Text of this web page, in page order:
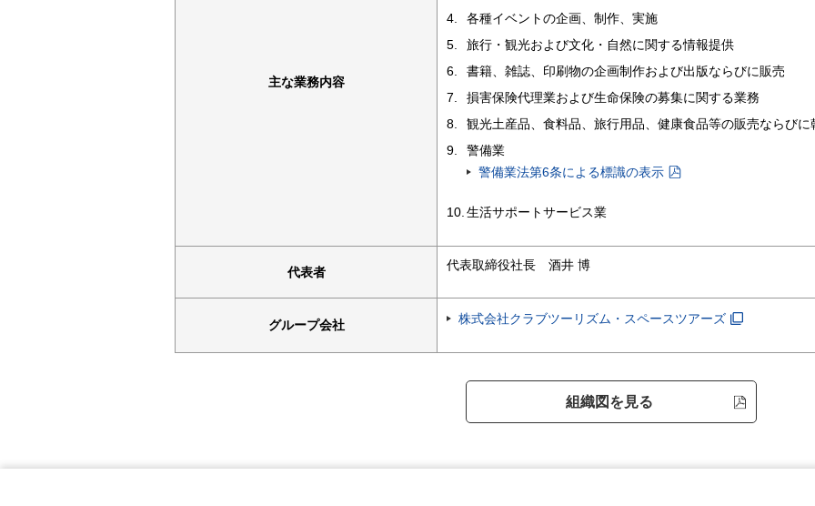
主な業務内容
各種イベントの企画、制作、実施
旅行・観光および文化・自然に関する情報提供
書籍、雑誌、印刷物の企画制作および出版ならびに販売
損害保険代理業および生命保険の募集に関する業務
観光土産品、食料品、旅行用品、健康食品等の販売ならびに
警備業
警備業法第6条による標識の表示
生活サポートサービス業
代表者 代表取締役社長 酒井 博
グループ会社 株式会社クラブツーリズム・スペースツアーズ
組織図を見る